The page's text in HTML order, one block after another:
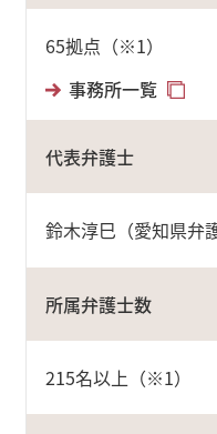
65拠点（※1）
事務所一覧
代表弁護士
鈴木淳巳（愛知県弁
所属弁護士数
215名以上（※1）